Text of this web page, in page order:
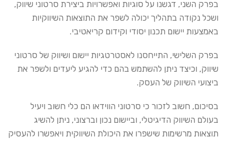
בפרק השני, דגשנו על סוגיות ואפשרויות ביצירת סרטוני שיווק,
ושכל נקודה בתהליך יכולה לשפר את התוצאות השיווקיות
באמצעות יישום תכנון יסודי וקידום קריאטיבי.
בפרק השלישי, התייחסנו לאסטרטגיות יישום ושיווק של סרטוני
שיווק, וכיצד ניתן להשתמש בהם כדי להגיע ליעדים ולשפר את
ביצועי השיווק של העסק.
בסיכום, חשוב לזכור כי סרטוני הווידאו הם כלי חשוב ויעיל
בעולם השיווק הדיגיטלי, וביישום נכון וברצוני, ניתן להשיג
תוצאות מרשימות שישפרו את היכולת השיווקית ויאפשרו להעסיק